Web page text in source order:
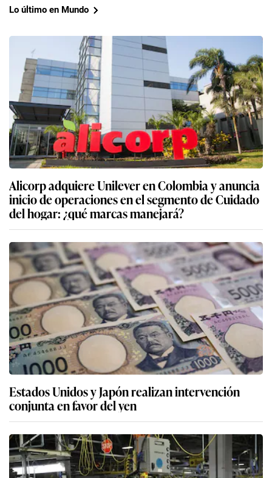
Lo último en Mundo
Alicorp adquiere Unilever en Colombia y anuncia
inicio de operaciones en el segmento de Cuidado
del hogar: ¿qué marcas manejará?
Estados Unidos y Japón realizan intervención
conjunta en favor del yen